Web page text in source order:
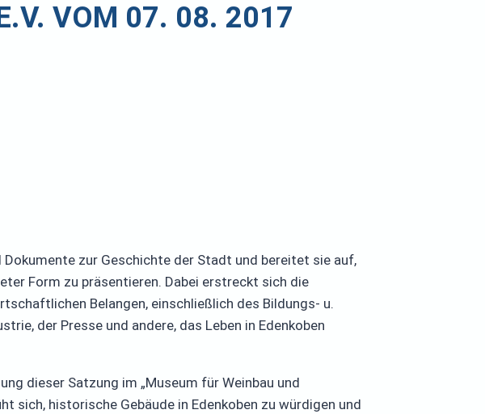
VOM 07. 08. 2017
zur Geschichte der Stadt und bereitet sie auf,
Form zu präsentieren. Dabei erstreckt sich die
Belangen, einschließlich des Bildungs- u.
der Presse und andere, das Leben in Edenkoben
dieser Satzung im „Museum für Weinbau und
sich, historische Gebäude in Edenkoben zu würdigen und